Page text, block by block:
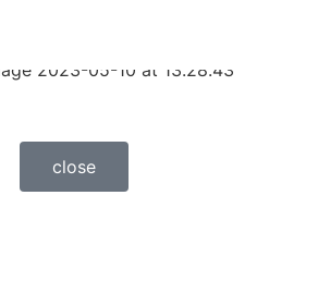
close